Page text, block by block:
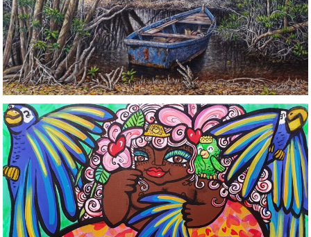
Mami buda, la Reina de la
Fiesta. – Rolando de Sedas
PINTURAS/ROLANDO DE SEDAS